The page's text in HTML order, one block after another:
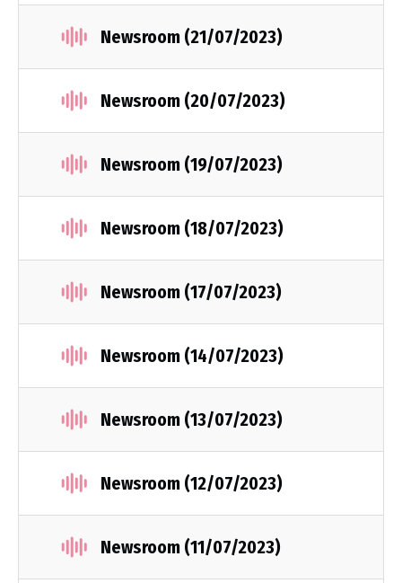
Newsroom (21/07/2023)
Newsroom (20/07/2023)
Newsroom (19/07/2023)
Newsroom (18/07/2023)
Newsroom (17/07/2023)
Newsroom (14/07/2023)
Newsroom (13/07/2023)
Newsroom (12/07/2023)
Newsroom (11/07/2023)